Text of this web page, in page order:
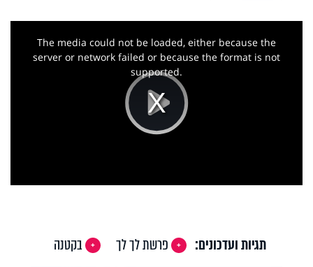
Play
This
The media could not be loaded, either because the
server or network failed or because the format is not
supported.
תגיות ועדכונים: פרשת לך לך
בקטנה